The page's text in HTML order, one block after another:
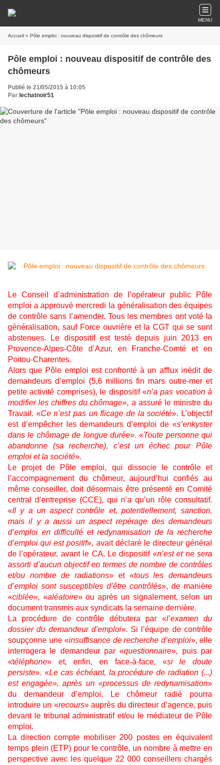
MENU
Accueil » Pôle emploi : nouveau dispositif de contrôle des chômeurs
Pôle emploi : nouveau dispositif de contrôle des
chômeurs
Publié le 21/05/2015 à 10:05
Par lechatnoir51
Le Conseil d’administration de l’opérateur public Pôle
emploi a approuvé mercredi la généralisation des équipes
de contrôle sans l’amender. Tous les membres ont voté la
généralisation, sauf Force ouvrière et la CGT qui se sont
abstenues. Le dispositif est testé depuis juin 2013 en
Provence-Alpes-Côte d’Azur, en Franche-Comté et en
Poitou-Charentes.
Alors que Pôle emploi est confronté à un afflux inédit de
demandeurs d’emploi (5,6 millions fin mars outre-mer et
petite activité comprises), le dispositif «n’a pas vocation à
modifier les chiffres du chômage», a assuré le ministre du
Travail. «Ce n’est pas un flicage de la société». L’objectif
est d’empêcher les demandeurs d’emploi de «s’enkyster
dans le chômage de longue durée». «Toute personne qui
abandonne (sa recherche), c’est un échec pour Pôle
emploi et la société».
Le projet de Pôle emploi, qui dissocie le contrôle et
l’accompagnement du chômeur, aujourd’hui confiés au
même conseiller, doit désormais être présenté en Comité
central d’entreprise (CCE), qui n’a qu’un rôle consultatif.
«Il y a un aspect contrôle et, potentiellement, sanction,
mais il y a aussi un aspect repérage des demandeurs
d’emploi en difficulté et redynamisation de la recherche
d’emploi qui est positif», avait déclaré le directeur général
de l’opérateur, avant le CA. Le dispositif «n’est et ne sera
assorti d’aucun objectif en termes de nombre de contrôles
et/ou nombre de radiations» et «tous les demandeurs
d’emploi sont susceptibles d’être contrôlés», de manière
«ciblée», «aléatoire» ou après un signalement, selon un
document transmis aux syndicats la semaine dernière.
La procédure de contrôle débutera par «l’examen du
dossier du demandeur d’emploi». Si l’équipe de contrôle
soupçonne une «insuffisance de recherche d’emploi», elle
interrogera le demandeur par «questionnaire», puis par
«téléphone» et, enfin, en face-à-face, «si le doute
persiste». «Le cas échéant, la procédure de radiation (...)
est engagée», après un «processus de redynamisation»
du demandeur d’emploi. Le chômeur radié pourra
introduire un «recours» auprès du directeur d’agence, puis
devant le tribunal administratif et/ou le médiateur de Pôle
emploi.
La direction compte mobiliser 200 postes en équivalent
temps plein (ETP) pour le contrôle, un nombre à mettre en
perspective avec les quelque 22 000 conseillers chargés